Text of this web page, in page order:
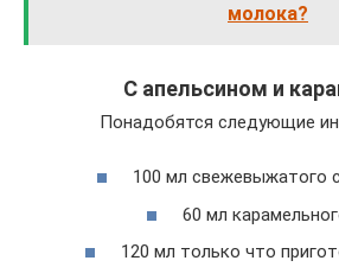
молока?
С апельсином и
Понадобятся следующие
100 мл свежевыжатого
60 мл
120 мл только что